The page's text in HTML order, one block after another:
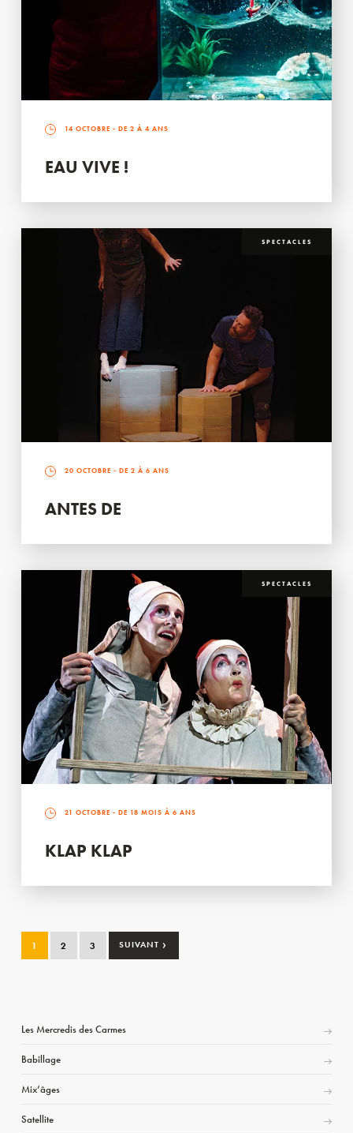
14 OCTOBRE - DE 2 À 4 ANS
EAU VIVE !
SPECTACLES
20 OCTOBRE - DE 2 À 6 ANS
ANTES DE
SPECTACLES
21 OCTOBRE - DE 18 MOIS À 6 ANS
KLAP KLAP
1 2 3 SUIVANT ›
Les Mercredis des Carmes
Babillage
Mix’âges
Satellite